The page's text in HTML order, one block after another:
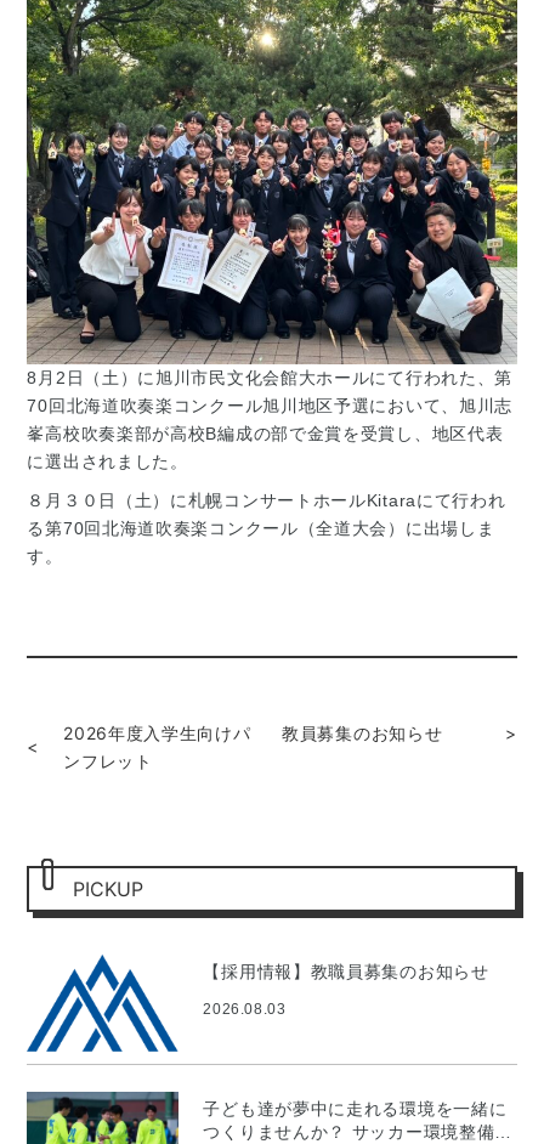
8月2日（土）に旭川市民文化会館大ホールにて行われた、第
70回北海道吹奏楽コンクール旭川地区予選において、旭川志
峯高校吹奏楽部が高校B編成の部で金賞を受賞し、地区代表
に選出されました。
８月３０日（土）に札幌コンサートホールKitaraにて行われ
る第70回北海道吹奏楽コンクール（全道大会）に出場しま
す。
<
2026年度入学生向けパ
ンフレット
教員募集のお知らせ >
PICKUP
【採用情報】教職員募集のお知らせ
2026.08.03
子ども達が夢中に走れる環境を一緒に
つくりませんか？ サッカー環境整備プ